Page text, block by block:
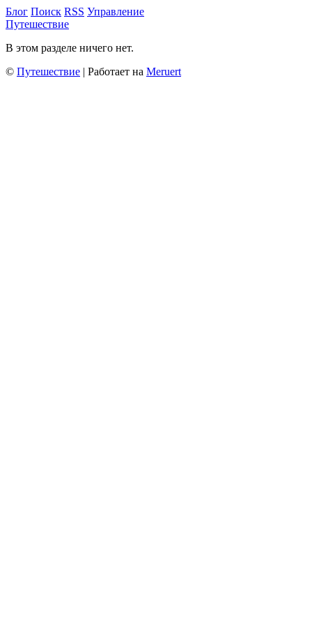
Блог Поиск RSS Управление
Путешествие
В этом разделе ничего нет.
© Путешествие | Работает на Meruert